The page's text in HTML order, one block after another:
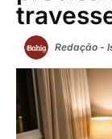
Redação -